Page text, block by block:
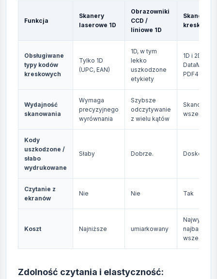
Funkcja
Skanery
laserowe 1D
Obrazowniki
CCD /
liniowe 1D
Skanery
Obsługiwane
typy kodów
kreskowych
Tylko 1D
(UPC, EAN)
1D, w tym
lekko
uszkodzone
etykiety
1D i 2D (QR,
DataMatrix,
PDF417)
Wydajność
skanowania
Wymaga
precyzyjnego
wyrównania
Szybsze
odczytywanie
z wielu kątów
Kody
uszkodzone /
słabo
wydrukowane
Słaby Dobrze. Doskonałe
Czytanie z
ekranów
Nie Nie Tak
Koszt Najniższe umiarkowany
Najwyższy,
najbardziej
Zdolność czytania i elastyczność: